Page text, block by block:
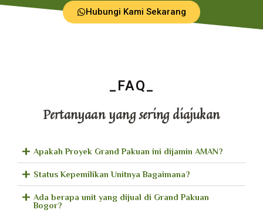
Hubungi Kami Sekarang
_FAQ_
Pertanyaan yang sering diajukan
Apakah Proyek Grand Pakuan ini dijamin AMAN?
Status Kepemilikan Unitnya Bagaimana?
Ada berapa unit yang dijual di Grand Pakuan
Bogor?